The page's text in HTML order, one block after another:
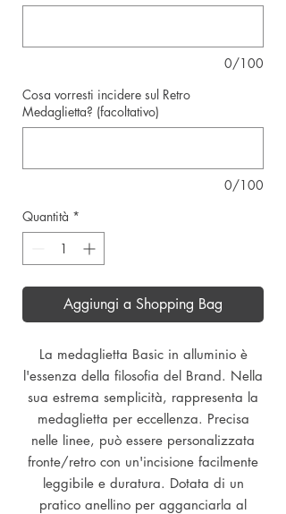
0/100
Cosa vorresti incidere sul Retro
Medaglietta? (facoltativo)
0/100
Quantità *
Aggiungi a Shopping Bag
La medaglietta Basic in alluminio è
l'essenza della filosofia del Brand. Nella
sua estrema semplicità, rappresenta la
medaglietta per eccellenza. Precisa
nelle linee, può essere personalizzata
fronte/retro con un'incisione facilmente
leggibile e duratura. Dotata di un
pratico anellino per agganciarla al